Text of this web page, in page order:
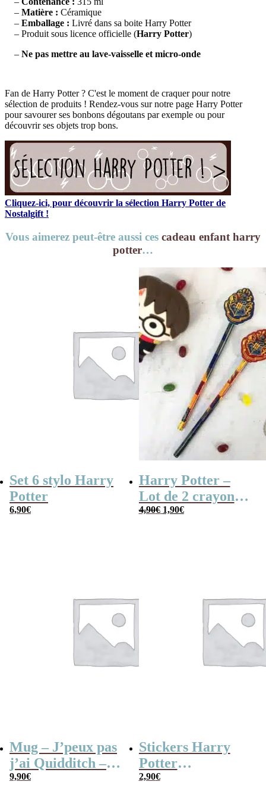
– Matière : Céramique
– Emballage : Livré dans sa boite Harry Potter
– Produit sous licence officielle (Harry Potter)
– Ne pas mettre au lave-vaisselle et micro-onde
Fan de Harry Potter ? C'est le moment de craquer pour notre
sélection de produits ! Rendez-vous sur notre page Harry Potter
pour savourer ses bonbons dégoutans par exemple ou pour
découvrir ses objets trop bons.
Cliquez-ici, pour découvrir la sélection Harry Potter de
Nostalgift !
Vous aimerez peut-être aussi ces cadeau enfant harry
potter…
Set 6 stylo Harry
Potter
6,90€
Harry Potter –
Lot de 2 crayons à
papier avec
4,90€ Le
prix
1,90€Le
prix
Mug – J’peux pas
j’ai Quidditch –
Mug Cadeau
9,90€
Stickers Harry
Potter
(Accessoires)
2,90€